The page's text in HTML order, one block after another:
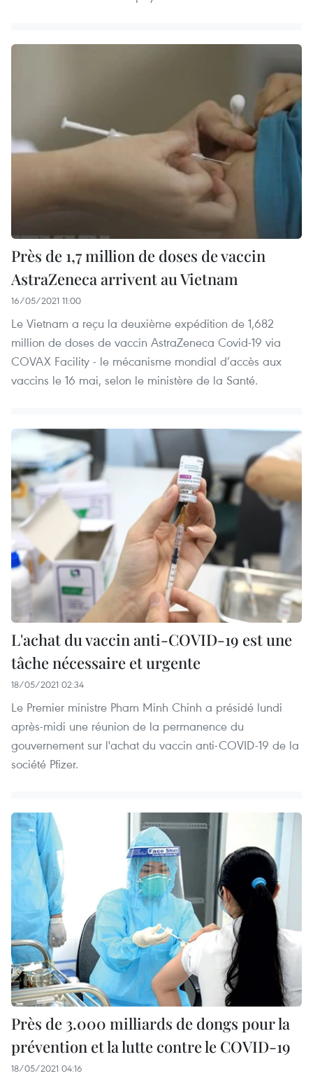
Près de 1,7 million de doses de vaccin
AstraZeneca arrivent au Vietnam
16/05/2021 11:00
Le Vietnam a reçu la deuxième expédition de 1,682
million de doses de vaccin AstraZeneca Covid-19 via
COVAX Facility - le mécanisme mondial d’accès aux
vaccins le 16 mai, selon le ministère de la Santé.
L'achat du vaccin anti-COVID-19 est une
tâche nécessaire et urgente
18/05/2021 02:34
Le Premier ministre Pham Minh Chinh a présidé lundi
après-midi une réunion de la permanence du
gouvernement sur l'achat du vaccin anti-COVID-19 de la
société Pfizer.
Près de 3.000 milliards de dongs pour la
prévention et la lutte contre le COVID-19
18/05/2021 04:16